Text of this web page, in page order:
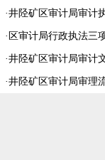
·井陉矿区审计局审计
· 区审计局行政执法三
·井陉矿区审计局审计
·井陉矿区审计局审理